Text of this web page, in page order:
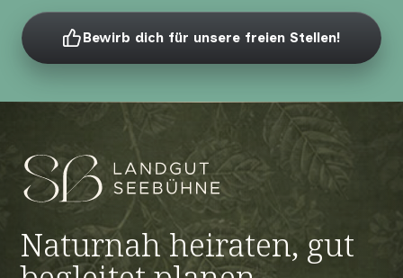
Bewirb dich für unsere freien Stellen!
Naturnah heiraten, gut